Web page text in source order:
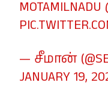
MOTAMILNADU
— சீமான்
JANUARY 19,